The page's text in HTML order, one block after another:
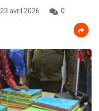
23 avril 2026 0